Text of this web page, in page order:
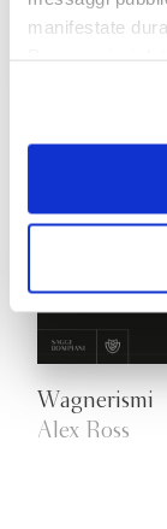
manifestate
scelte privacy
dell’informativa
Chiudendo il
dei soli cookie
il tuo consenso
ogni momento
Wagnerismi
Alex Ross